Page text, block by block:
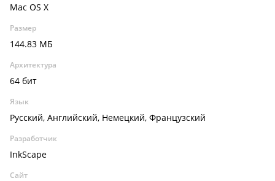
Mac OS X
Размер
144.83 МБ
Архитектура
64 бит
Язык
Русский, Английский, Немецкий, Французский
Разработчик
InkScape
Сайт